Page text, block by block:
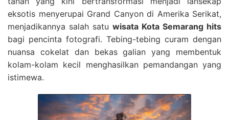
eksotis menyerupai Grand Canyon di Amerika Serikat,
menjadikannya salah satu wisata Kota Semarang hits
bagi pencinta fotografi. Tebing-tebing curam dengan
nuansa cokelat dan bekas galian yang membentuk
kolam-kolam kecil menghasilkan pemandangan yang
istimewa.